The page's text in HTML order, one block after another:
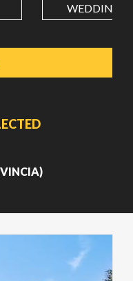
as decimal separator.
WEDDING